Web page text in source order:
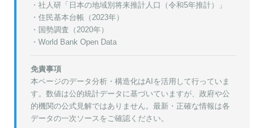
・ 社人研「日本の地域別将来推計人口（令和5年推計）」
・ 住民基本台帳（2023年）
・ 国勢調査（2020年）
・World Bank Open Data
免責事項
本ページのデータ分析・構造化はAIを活用して行っていま
す。数値は公的統計データに基づいていますが、政府や公
的機関の公式見解ではありません。最新・正確な情報は各
データの一次ソースをご確認ください。